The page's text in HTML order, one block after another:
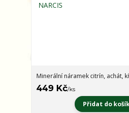
Minerální náramek citrín, achát,
449 Kč/ks
Přidat do